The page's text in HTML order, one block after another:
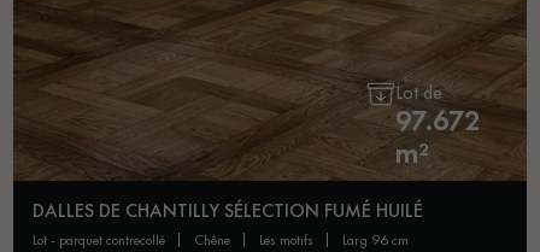
Lot de
97.672
m²
DALLES DE CHANTILLY SÉLECTION FUMÉ HUILÉ
lot - parquet contrecollé chêne les motifs larg 96 cm